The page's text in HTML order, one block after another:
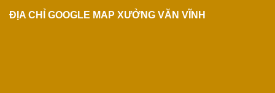
ĐỊA CHỈ GOOGLE MAP XƯỞNG VĂN VĨNH